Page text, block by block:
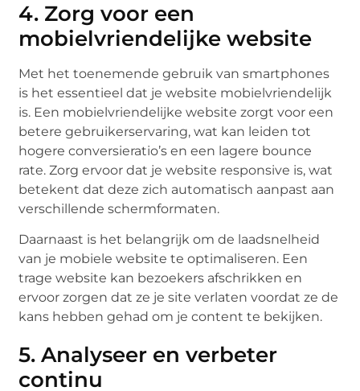
4. Zorg voor een
mobielvriendelijke website
Met het toenemende gebruik van smartphones
is het essentieel dat je website mobielvriendelijk
is. Een mobielvriendelijke website zorgt voor een
betere gebruikerservaring, wat kan leiden tot
hogere conversieratio’s en een lagere bounce
rate. Zorg ervoor dat je website responsive is, wat
betekent dat deze zich automatisch aanpast aan
verschillende schermformaten.
Daarnaast is het belangrijk om de laadsnelheid
van je mobiele website te optimaliseren. Een
trage website kan bezoekers afschrikken en
ervoor zorgen dat ze je site verlaten voordat ze de
kans hebben gehad om je content te bekijken.
5. Analyseer en verbeter
continu